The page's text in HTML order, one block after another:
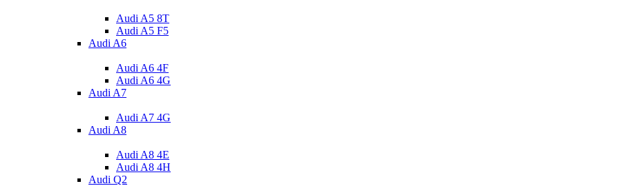
Audi A5 8T
Audi A5 F5
Audi A6
Audi A6 4F
Audi A6 4G
Audi A7
Audi A7 4G
Audi A8
Audi A8 4E
Audi A8 4H
Audi Q2